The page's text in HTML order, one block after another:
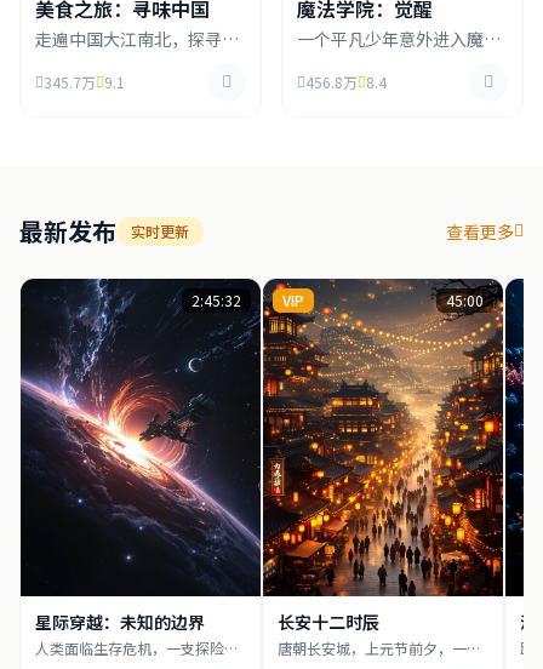
美食之旅：寻味中国
走遍中国大江南北，探寻各
街头小吃到宫廷御膳，品味
345.7万 9.1
魔法学院：觉醒
一个平凡少年意外进入魔法
双系魔法天赋，在学院中结
456.8万 8.4
最新发布 实时更新 查看更多
2:45:32
星际穿越：未知的边界
人类面临生存危机，一支探险队
45:00
VIP
长安十二时辰
唐朝长安城，上元节前夕，一场
深
跟